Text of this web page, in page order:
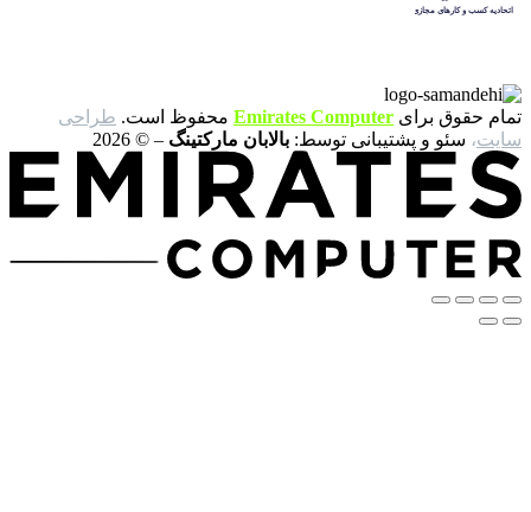
برایEmirates Computer محفوظ است.طراحی
و پشتیبانی توسط:بالابان مارکتینگ– © 2026